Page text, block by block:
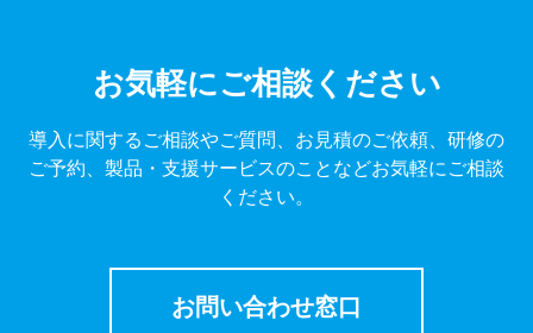
お気軽にご相談ください
導入に関するご相談やご質問、お見積のご依頼、研修の
ご予約、製品・支援サービスのことなどお気軽にご相談
ください。
お問い合わせ窓口